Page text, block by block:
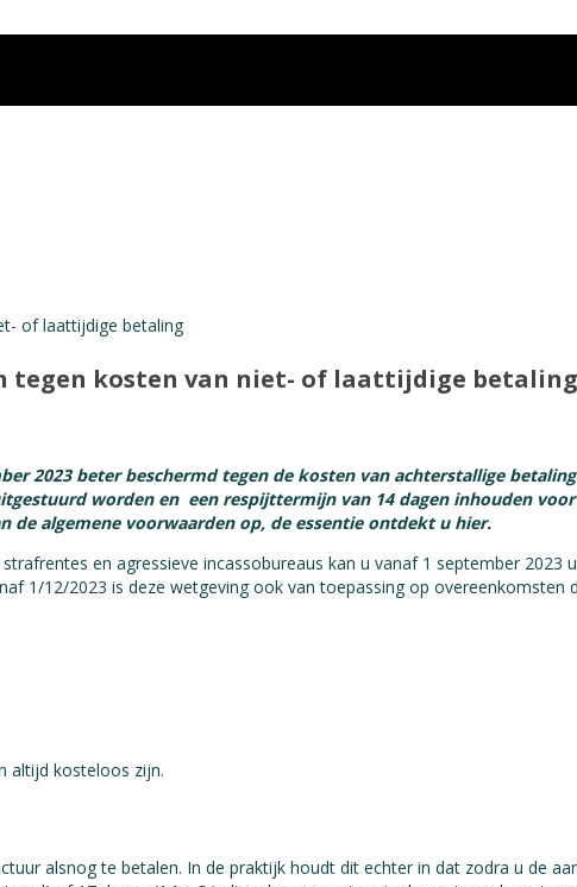
tegen kosten van niet- of laattijdige betaling
2023 beter beschermd tegen de kosten van achterstallige
worden en een respijttermijn van 14 dagen inhouden
de algemene voorwaarden op, de essentie ontdekt u hier.
en agressieve incassobureaus kan u vanaf 1 september 2023
1/12/2023 is deze wetgeving ook van toepassing op overeenkomsten
altijd kosteloos zijn.
alsnog te betalen. In de praktijk houdt dit echter in dat zodra u de